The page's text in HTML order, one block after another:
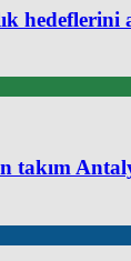
hedeflerini
takım